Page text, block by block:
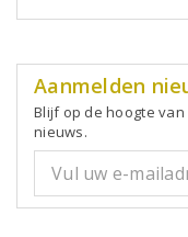
Aanmelden
Blijf op de hoogte
nieuws.